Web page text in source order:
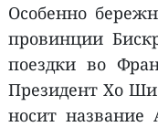
Особенно
провинции
поездки во
Президент Хо
носит